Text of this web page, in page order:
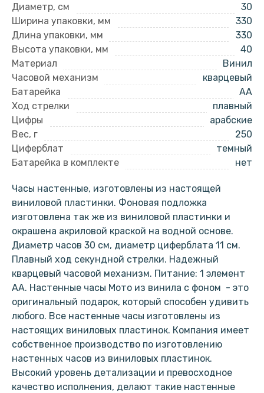
Диаметр, см
30
Ширина упаковки, мм
330
Длина упаковки, мм
330
Высота упаковки, мм
40
Материал
Винил
Часовой механизм
кварцевый
Батарейка
AA
Ход стрелки
плавный
Цифры
арабские
Вес, г
250
Циферблат
темный
Батарейка в комплекте
нет
Часы настенные, изготовлены из настоящей
виниловой пластинки. Фоновая подложка
изготовлена так же из виниловой пластинки и
окрашена акриловой краской на водной основе.
Диаметр часов 30 см, диаметр циферблата 11 см.
Плавный ход секундной стрелки. Надежный
кварцевый часовой механизм. Питание: 1 элемент
АА. Настенные часы Мото из винила с фоном - это
оригинальный подарок, который способен удивить
любого. Все настенные часы изготовлены из
настоящих виниловых пластинок. Компания имеет
собственное производство по изготовлению
настенных часов из виниловых пластинок.
Высокий уровень детализации и превосходное
качество исполнения, делают такие настенные